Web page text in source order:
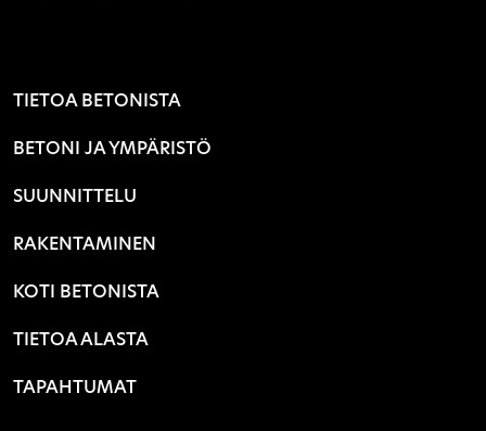
TIETOA BETONISTA
BETONI JA YMPÄRISTÖ
SUUNNITTELU
RAKENTAMINEN
KOTI BETONISTA
TIETOA ALASTA
TAPAHTUMAT